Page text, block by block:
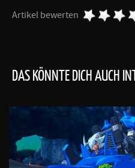
Artikel bewerten
DAS KÖNNTE DICH AUCH